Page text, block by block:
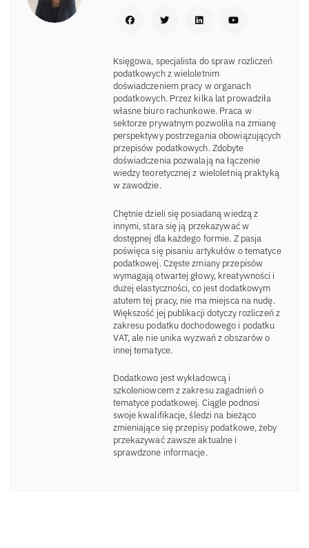
Księgowa, specjalista do spraw rozliczeń
podatkowych z wieloletnim
doświadczeniem pracy w organach
podatkowych. Przez kilka lat prowadziła
własne biuro rachunkowe. Praca w
sektorze prywatnym pozwoliła na zmianę
perspektywy postrzegania obowiązujących
przepisów podatkowych. Zdobyte
doświadczenia pozwalają na łączenie
wiedzy teoretycznej z wieloletnią praktyką
w zawodzie.
Chętnie dzieli się posiadaną wiedzą z
innymi, stara się ją przekazywać w
dostępnej dla każdego formie. Z pasja
poświęca się pisaniu artykułów o tematyce
podatkowej. Częste zmiany przepisów
wymagają otwartej głowy, kreatywności i
dużej elastyczności, co jest dodatkowym
atutem tej pracy, nie ma miejsca na nudę.
Większość jej publikacji dotyczy rozliczeń z
zakresu podatku dochodowego i podatku
VAT, ale nie unika wyzwań z obszarów o
innej tematyce.
Dodatkowo jest wykładowcą i
szkoleniowcem z zakresu zagadnień o
tematyce podatkowej. Ciągle podnosi
swoje kwalifikacje, śledzi na bieżąco
zmieniające się przepisy podatkowe, żeby
przekazywać zawsze aktualne i
sprawdzone informacje.